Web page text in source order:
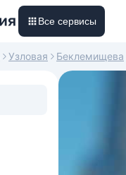
Все сервисы
Узловая Беклемищева